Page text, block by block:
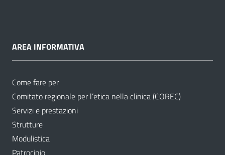
AREA INFORMATIVA
Come fare per
Comitato regionale per l’etica nella clinica (COREC)
Servizi e prestazioni
Strutture
Modulistica
Patrocinio